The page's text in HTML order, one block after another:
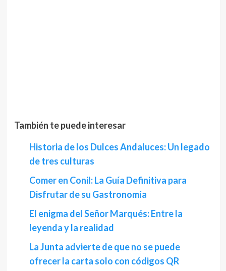
También te puede interesar
Historia de los Dulces Andaluces: Un legado
de tres culturas
Comer en Conil: La Guía Definitiva para
Disfrutar de su Gastronomía
El enigma del Señor Marqués: Entre la
leyenda y la realidad
La Junta advierte de que no se puede
ofrecer la carta solo con códigos QR